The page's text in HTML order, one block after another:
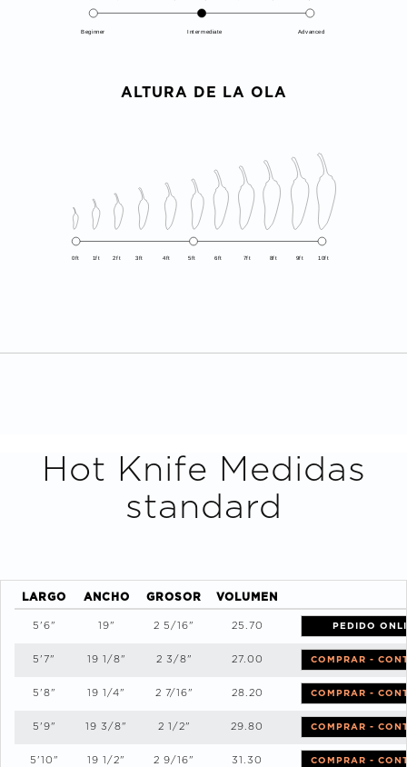
Beginner Intermediate Advanced
ALTURA DE LA OLA
0ft 1ft 2ft 3ft 4ft 5ft 6ft 7ft 8ft 9ft 10ft
Hot Knife Medidas
standard
LARGO ANCHO GROSOR VOLUMEN
5'6" 19" 2 5/16" 25.70 PEDIDO
5'7" 19 1/8" 2 3/8" 27.00 COMPRAR -
5'8" 19 1/4" 2 7/16" 28.20 COMPRAR -
5'9" 19 3/8" 2 1/2" 29.80 COMPRAR -
5'10" 19 1/2" 2 9/16" 31.30 COMPRAR -